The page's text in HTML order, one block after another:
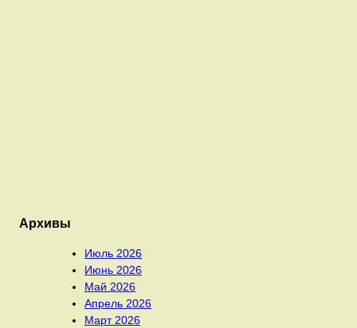
Архивы
Июль 2026
Июнь 2026
Май 2026
Апрель 2026
Март 2026